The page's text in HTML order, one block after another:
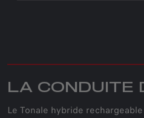
LA CONDUITE
Le Tonale hybride